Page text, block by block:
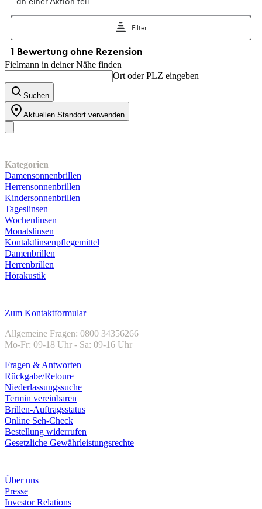
Fielmann in deiner Nähe finden
Ort oder PLZ eingeben
Suchen
Aktuellen Standort verwenden
Kategorien
Damensonnenbrillen
Herrensonnenbrillen
Kindersonnenbrillen
Tageslinsen
Wochenlinsen
Monatslinsen
Kontaktlinsenpflegemittel
Damenbrillen
Herrenbrillen
Hörakustik
Zum Kontaktformular
Allgemeine Fragen: 0800 34356266
Mo-Fr: 09-18 Uhr - Sa: 09-16 Uhr
Fragen & Antworten
Rückgabe/Retoure
Niederlassungssuche
Termin vereinbaren
Brillen-Auftragsstatus
Online Seh-Check
Bestellung widerrufen
Gesetzliche Gewährleistungsrechte
Über uns
Presse
Investor Relations